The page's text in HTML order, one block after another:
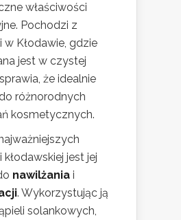
właściwości
Pochodzi z
w Kłodawie, gdzie
jest w czystej
że idealnie
różnorodnych
kosmetycznych.
jest jej
nawilżania i
. Wykorzystując ją
solankowych,